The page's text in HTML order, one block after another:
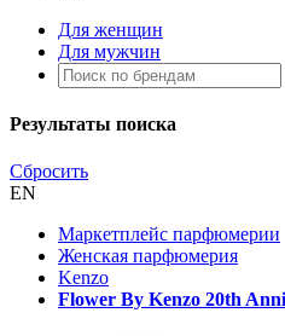
Для женщин
Для мужчин
Результаты поиска
Сбросить
EN
Маркетплейс парфюмерии
Женская парфюмерия
Kenzo
Flower By Kenzo 20th